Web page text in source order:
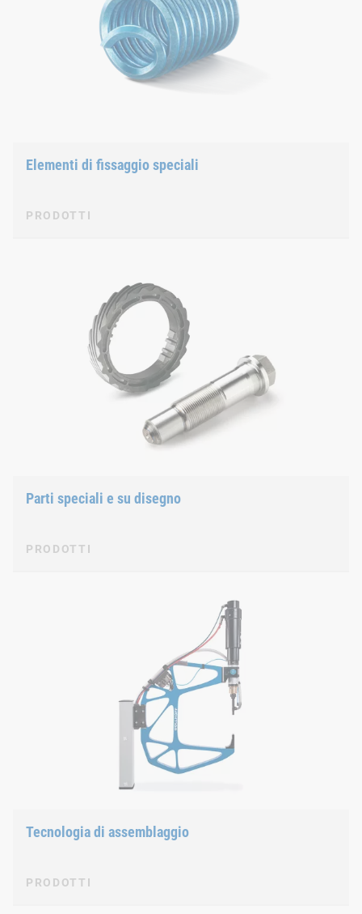
Elementi di fissaggio speciali
PRODOTTI
Parti speciali e su disegno
PRODOTTI
Tecnologia di assemblaggio
PRODOTTI